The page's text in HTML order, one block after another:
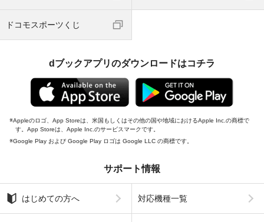
ドコモスポーツくじ
dブックアプリのダウンロードはコチラ
Appleのロゴ、App Storeは、米国もしくはその他の国や地域におけるApple Inc.の商標で
す。App Storeは、Apple Inc.のサービスマークです。
Google Play および Google Play ロゴは Google LLC の商標です。
サポート情報
はじめての方へ 対応機種一覧